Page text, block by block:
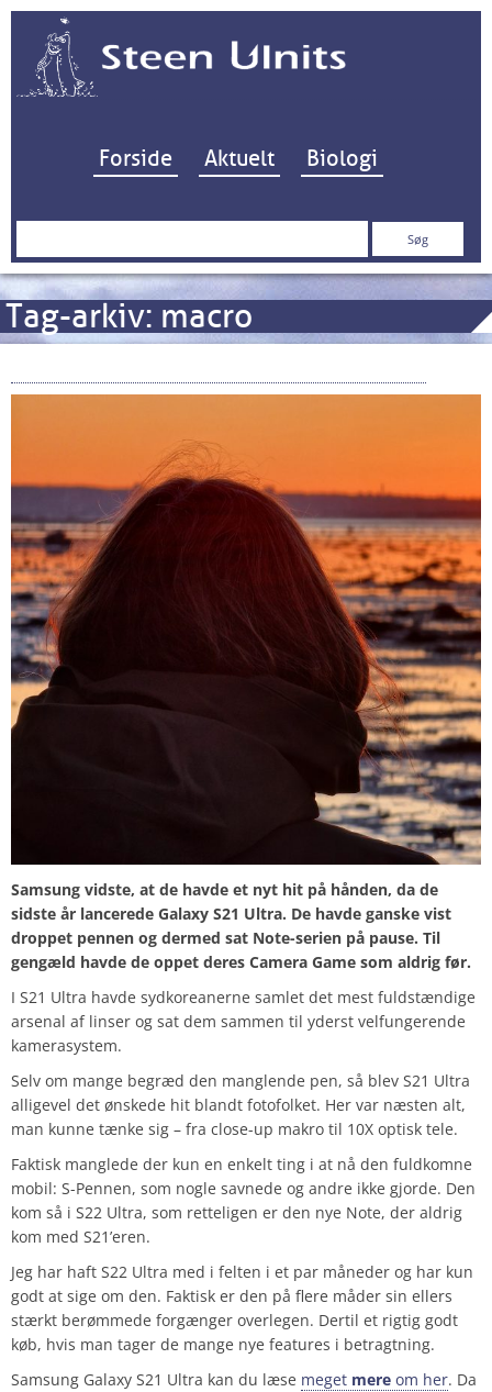
Hop til indhold
Forside Aktuelt Biologi
Søg
Tag-arkiv: macro
Samsung vidste, at de havde et nyt hit på hånden, da de
sidste år lancerede Galaxy S21 Ultra. De havde ganske vist
droppet pennen og dermed sat Note-serien på pause. Til
gengæld havde de oppet deres Camera Game som aldrig før.
I S21 Ultra havde sydkoreanerne samlet det mest fuldstændige
arsenal af linser og sat dem sammen til yderst velfungerende
kamerasystem.
Selv om mange begræd den manglende pen, så blev S21 Ultra
alligevel det ønskede hit blandt fotofolket. Her var næsten alt,
man kunne tænke sig – fra close-up makro til 10X optisk tele.
Faktisk manglede der kun en enkelt ting i at nå den fuldkomne
mobil: S-Pennen, som nogle savnede og andre ikke gjorde. Den
kom så i S22 Ultra, som retteligen er den nye Note, der aldrig
kom med S21’eren.
Jeg har haft S22 Ultra med i felten i et par måneder og har kun
godt at sige om den. Faktisk er den på flere måder sin ellers
stærkt berømmede forgænger overlegen. Dertil et rigtig godt
køb, hvis man tager de mange nye features i betragtning.
Samsung Galaxy S21 Ultra kan du læse meget mere om her. Da